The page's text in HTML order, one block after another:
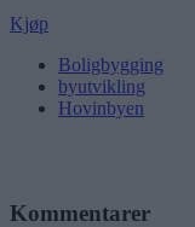
Kjøp
Boligbygging
byutvikling
Hovinbyen
Kommentarer